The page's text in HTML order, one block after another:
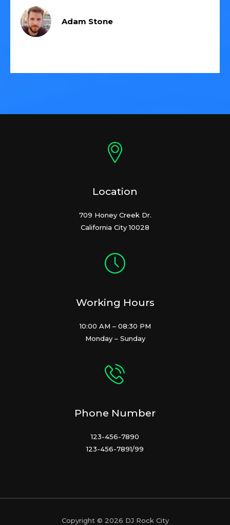
Adam Stone
Location
709 Honey Creek Dr.
California City 10028
Working Hours
10:00 AM – 08:30 PM
Monday – Sunday
Phone Number
123-456-7890
123-456-7891/99
Copyright © 2026 DJ Rock City